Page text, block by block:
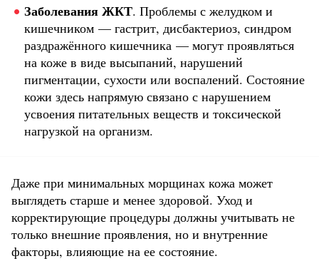
Заболевания ЖКТ. Проблемы с желудком и
кишечником — гастрит, дисбактериоз, синдром
раздражённого кишечника — могут проявляться
на коже в виде высыпаний, нарушений
пигментации, сухости или воспалений. Состояние
кожи здесь напрямую связано с нарушением
усвоения питательных веществ и токсической
нагрузкой на организм.
Даже при минимальных морщинах кожа может
выглядеть старше и менее здоровой. Уход и
корректирующие процедуры должны учитывать не
только внешние проявления, но и внутренние
факторы, влияющие на ее состояние.